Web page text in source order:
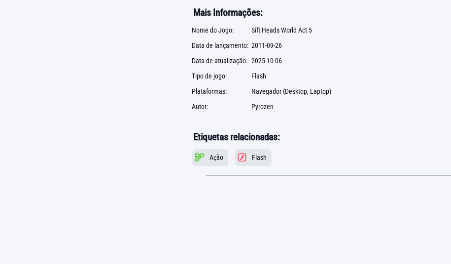
Mais Informações:
Nome do Jogo:
Sift Heads World Act 5
Data de lançamento: 2011-09-26
Data de atualização: 2025-10-06
Tipo de jogo:
Flash
Plataformas:
Navegador (Desktop, Laptop)
Autor:
Pyrozen
Etiquetas relacionadas:
Ação Flash